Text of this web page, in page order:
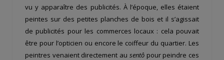
vu y apparaître des publicités. À l’époque, elles étaient
peintes sur des petites planches de bois et il s’agissait
de publicités pour les commerces locaux : cela pouvait
être pour l’opticien ou encore le coiffeur du quartier. Les
peintres venaient directement au sentôpour peindre ces